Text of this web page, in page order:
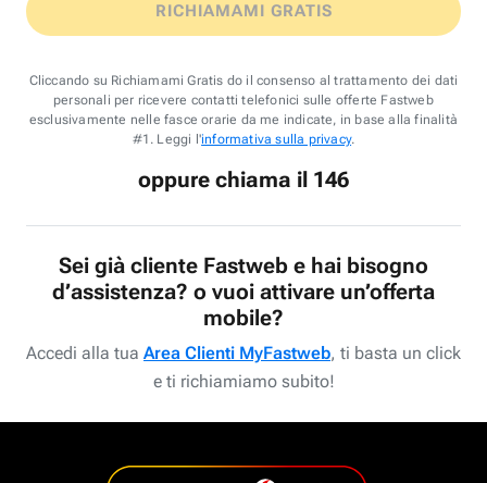
RICHIAMAMI GRATIS
Cliccando su Richiamami Gratis do il consenso al trattamento dei dati
personali per ricevere contatti telefonici sulle offerte Fastweb
esclusivamente nelle fasce orarie da me indicate, in base alla finalità
#1. Leggi l'informativa sulla privacy.
oppure chiama il 146
Sei già cliente Fastweb e hai bisogno
d’assistenza? o vuoi attivare un’offerta
mobile?
Accedi alla tua Area Clienti MyFastweb, ti basta un click
e ti richiamiamo subito!